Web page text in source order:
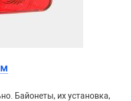
Байонеты, их установка,